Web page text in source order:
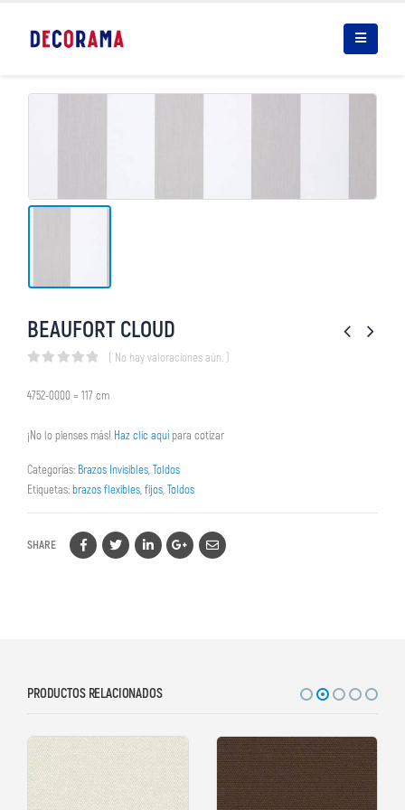
BEAUFORT CLOUD
( No hay valoraciones aún. )
4752-0000 = 117 cm
¡No lo pienses más! Haz clic aquípara cotizar
Categorías: Brazos Invisibles,Toldos
Etiquetas:brazos flexibles,fijos,Toldos
SHARE
PRODUCTOS RELACIONADOS